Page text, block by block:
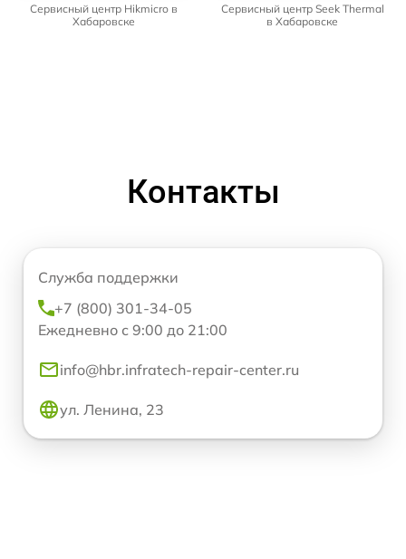
Сервисный центр Hikmicro в
Хабаровске
Сервисный центр Seek Thermal
в Хабаровске
Контакты
Служба поддержки
+7 (800) 301-34-05
Ежедневно с 9:00 до 21:00
info@hbr.infratech-repair-center.ru
ул. Ленина, 23